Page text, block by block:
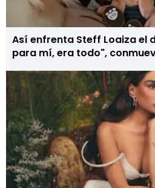
Así enfrenta Steff Loaiza el
para mí, era todo",